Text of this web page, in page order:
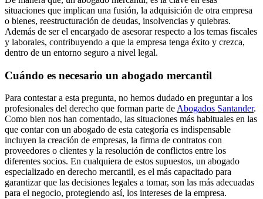
situaciones que implican una fusión, la adquisición de otra empresa
o bienes, reestructuración de deudas, insolvencias y quiebras.
Además de ser el encargado de asesorar respecto a los temas fiscales
y laborales, contribuyendo a que la empresa tenga éxito y crezca,
dentro de un entorno seguro a nivel legal.
Cuándo es necesario un abogado mercantil
Para contestar a esta pregunta, no hemos dudado en preguntar a los
profesionales del derecho que forman parte de Abogados Santander.
Como bien nos han comentado, las situaciones más habituales en las
que contar con un abogado de esta categoría es indispensable
incluyen la creación de empresas, la firma de contratos con
proveedores o clientes y la resolución de conflictos entre los
diferentes socios. En cualquiera de estos supuestos, un abogado
especializado en derecho mercantil, es el más capacitado para
garantizar que las decisiones legales a tomar, son las más adecuadas
para el negocio, protegiendo así, los intereses de la empresa.